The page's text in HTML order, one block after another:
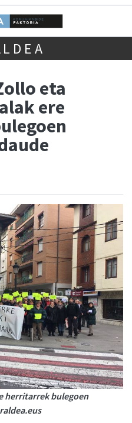
eta
ere
herritarrek bulegoen